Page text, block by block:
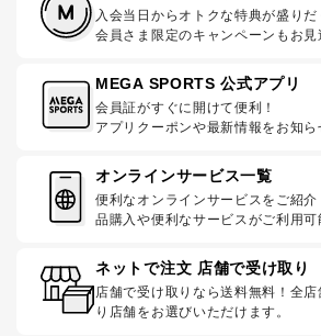
入会当日からオトクな特典が盛りだ
会員さま限定のキャンペーンもお見
MEGA SPORTS 公式アプリ
会員証がすぐに開けて便利！
アプリクーポンや最新情報をお知ら
オンラインサービス一覧
便利なオンラインサービスをご紹
品購入や便利なサービスがご利用可
ネットで注文 店舗で受け取り
店舗で受け取りなら送料無料！全
り店舗をお選びいただけます。